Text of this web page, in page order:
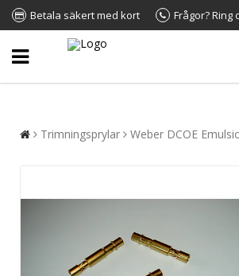
Betala säkert med kort Frågor? Ring
Trimningsprylar Weber DCOE